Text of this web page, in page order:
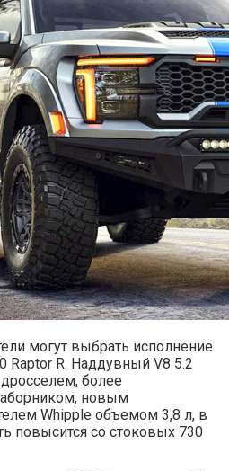
могут выбрать исполнение
Raptor R. Наддувный V8 5.2
более
новым
Whipple объемом 3,8 л, в
повысится со стоковых 730